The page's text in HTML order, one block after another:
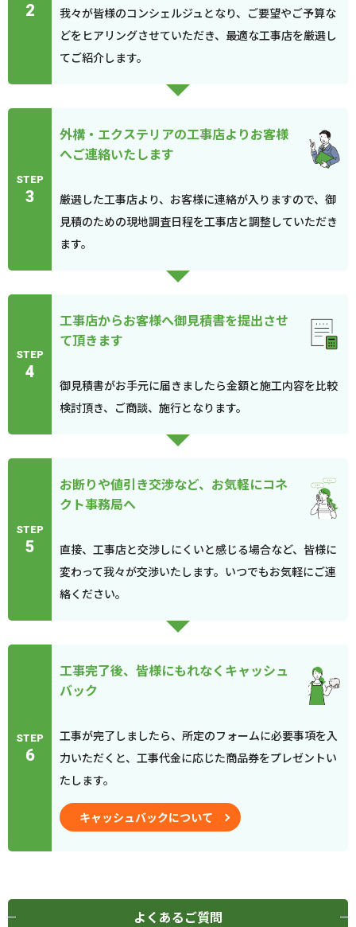
2
我々が皆様のコンシェルジュとなり、ご要望やご予算な
どをヒアリングさせていただき、最適な工事店を厳選し
てご紹介します。
STEP
3
外構・エクステリアの工事店よりお客様
へご連絡いたします
厳選した工事店より、お客様に連絡が入りますので、御
見積のための現地調査日程を工事店と調整していただき
ます。
STEP
4
工事店からお客様へ御見積書を提出させ
て頂きます
御見積書がお手元に届きましたら金額と施工内容を比較
検討頂き、ご商談、施行となります。
STEP
5
お断りや値引き交渉など、お気軽にコネ
クト事務局へ
直接、工事店と交渉しにくいと感じる場合など、皆様に
変わって我々が交渉いたします。いつでもお気軽にご連
絡ください。
STEP
6
工事完了後、皆様にもれなくキャッシュ
バック
工事が完了しましたら、所定のフォームに必要事項を入
力いただくと、工事代金に応じた商品券をプレゼントい
たします。
キャッシュバックについて
よくあるご質問